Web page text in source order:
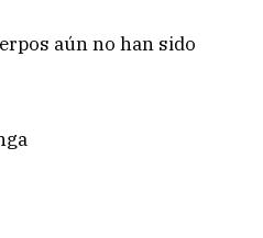
aún no han sido